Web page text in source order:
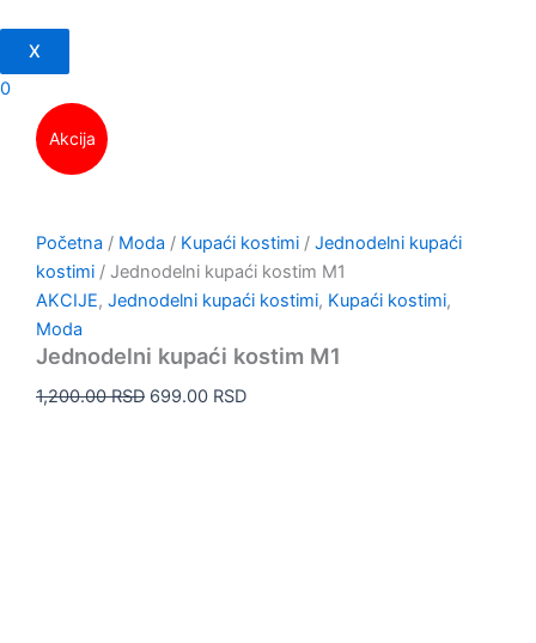
X
0
Akcija
Početna / Moda / Kupaći kostimi / Jednodelni kupaći
kostimi / Jednodelni kupaći kostim M1
AKCIJE, Jednodelni kupaći kostimi, Kupaći kostimi,
Moda
Jednodelni kupaći kostim M1
1,200.00RSD 699.00 RSD